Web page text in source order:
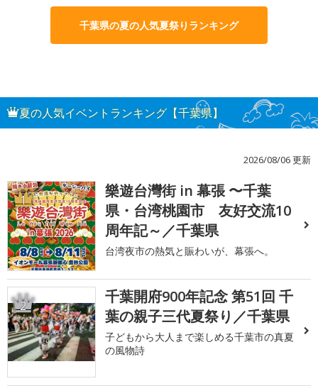
千葉県の夏の人気夏祭りランキング
夏の人気イベントランキング【千葉県】
2026/08/06 更新
1
樂遊台灣街 in 幕張 〜千葉
県・台湾桃園市 友好交流10
周年記～／千葉県
台湾夜市の熱気と賑わいが、幕張へ。
2
千葉開府900年記念 第51回 千
葉の親子三代夏祭り／千葉県
子どもから大人まで楽しめる千葉市の真夏
の風物詩